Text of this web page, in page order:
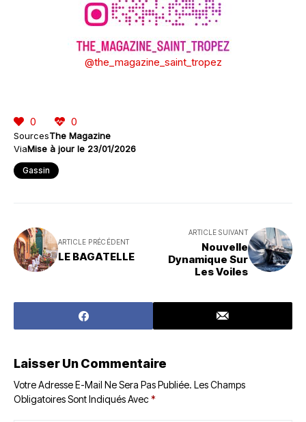
@the_magazine_saint_tropez
0 0
SourcesThe Magazine
ViaMise à jour le 23/01/2026
Gassin
ARTICLE PRÉCÉDENT
LE BAGATELLE
ARTICLE SUIVANT
Nouvelle
Dynamique Sur
Les Voiles
Laisser Un Commentaire
Votre Adresse E-Mail Ne Sera Pas Publiée. Les Champs
Obligatoires Sont Indiqués Avec*